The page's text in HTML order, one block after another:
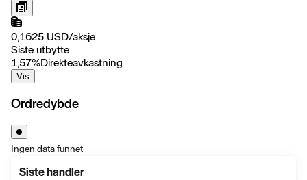
0,1625 USD/aksje
Siste utbytte
1,57%Direkteavkastning
Vis
Ordredybde
Ingen data funnet
Siste handler